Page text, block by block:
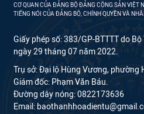
CƠ QUAN CỦA ĐẢNG BỘ ĐẢNG CỘNG SẢN VIỆT
TIẾNG NÓI CỦA ĐẢNG BỘ, CHÍNH QUYỀN VÀ
Giấy phép số: 383/GP-BTTTT do
ngày 29 tháng 07 năm 2022.
Trụ sở: Đại lộ Hùng Vương, phường
Giám đốc: Phạm Văn Báu.
Đường dây nóng: 0822173636
Email: